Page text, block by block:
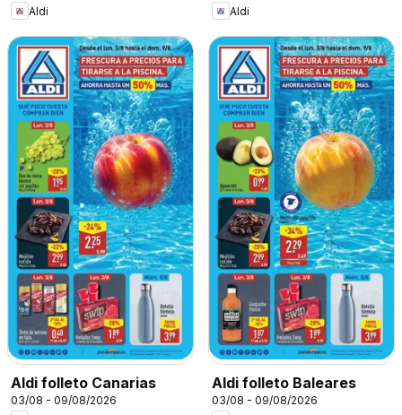
Aldi
Aldi
Aldi folleto Canarias
03/08 - 09/08/2026
Aldi folleto Baleares
03/08 - 09/08/2026